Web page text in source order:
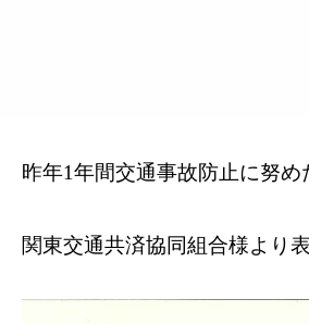
昨年1年間交通事故防止に努
関東交通共済協同組合様より